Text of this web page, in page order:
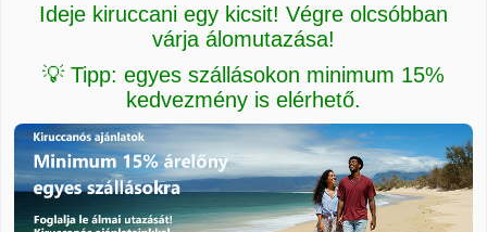
Ideje kiruccani egy kicsit! Végre olcsóbban
várja álomutazása!
💡 Tipp: egyes szállásokon minimum 15%
kedvezmény is elérhető.